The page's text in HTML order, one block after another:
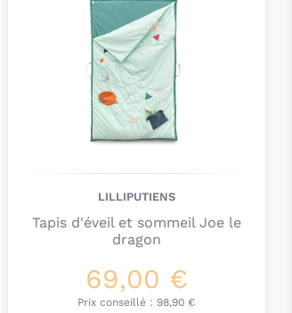
LILLIPUTIENS
Tapis d'éveil et sommeil Joe le
dragon
69,00 €
Prix conseillé : 98,90 €